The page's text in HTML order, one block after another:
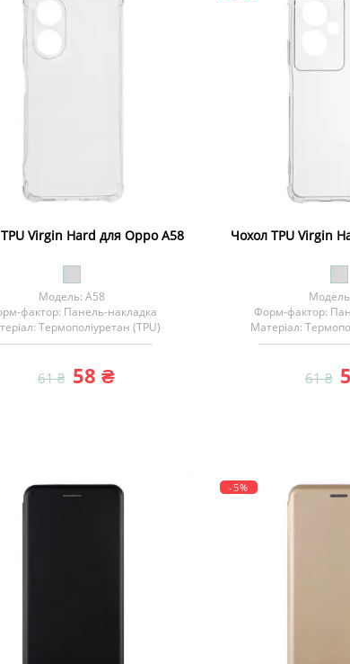
Virgin Hard для Oppo A58
Модель: A58
фактор: Панель-накладка
Термополіуретан (TPU)
61 ₴ 58 ₴
Чохол TPU Virgin
Форм-фактор:
Матеріал:
61 ₴
-5%